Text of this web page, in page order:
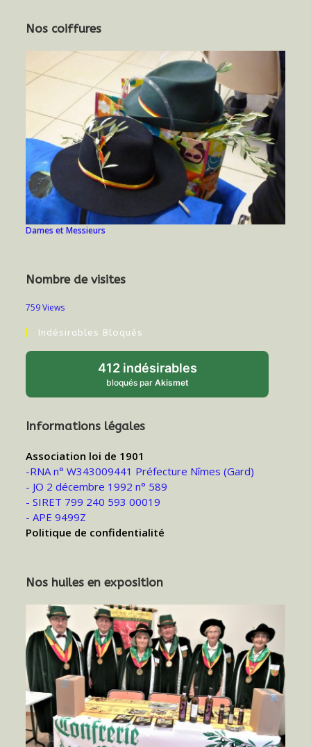
Nos coiffures
Dames et Messieurs
Nombre de visites
759 Views
Indésirables Bloqués
412 indésirables
bloqués par Akismet
Informations légales
Association loi de 1901
-RNA n° W343009441 Préfecture Nîmes (Gard)
- JO 2 décembre 1992 n° 589
- SIRET 799 240 593 00019
- APE 9499Z
Politique de confidentialité
Nos huiles en exposition